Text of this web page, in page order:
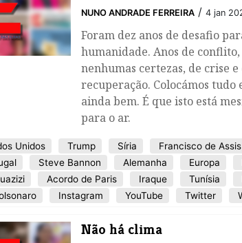
NUNO ANDRADE FERREIRA / 4 jan
Foram dez anos de desafio
humanidade. Anos de conflito,
nenhumas certezas, de crise e
recuperação. Colocámos tudo
ainda bem. É que isto está
para o ar.
Unidos Trump Síria Francisco de Assis
Steve Bannon Alemanha Europa
Acordo de Paris Iraque Tunísia
Instagram YouTube Twitter
Não há clima